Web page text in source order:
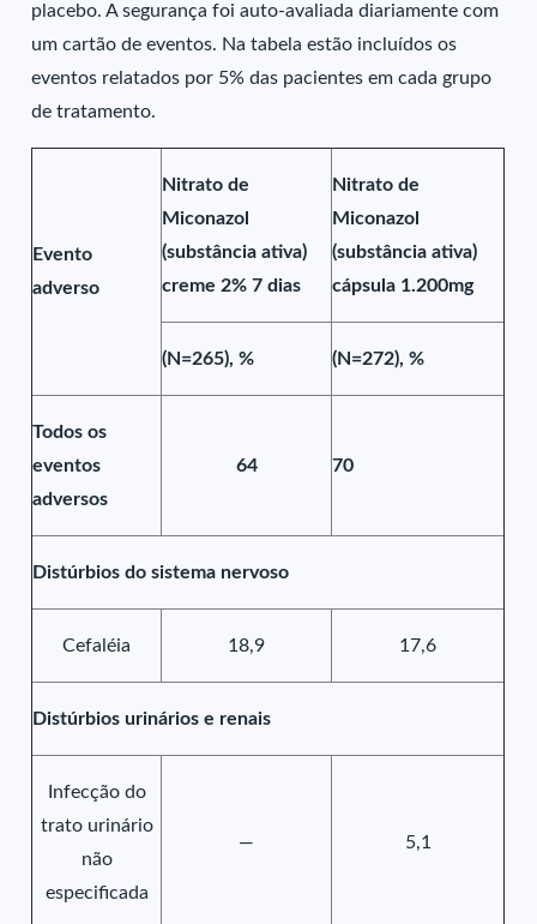
placebo. A segurança foi auto-avaliada diariamente com
um cartão de eventos. Na tabela estão incluídos os
eventos relatados por 5% das pacientes em cada grupo
de tratamento.
Evento
adverso
Nitrato de
Miconazol
(substância ativa)
creme 2% 7 dias
Nitrato de
Miconazol
(substância ativa)
cápsula 1.200mg
(N=265), % (N=272), %
Todos os
eventos
adversos
64 70
Distúrbios do sistema nervoso
Cefaléia 18,9 17,6
Distúrbios urinários e renais
Infecção do
trato urinário
não
especificada
— 5,1